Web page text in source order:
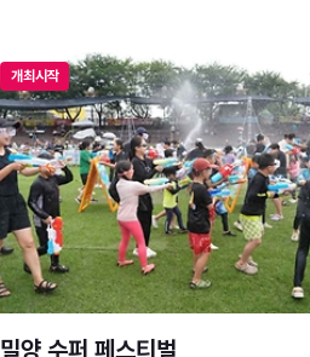
개최시작
밀양 수퍼 페스티벌